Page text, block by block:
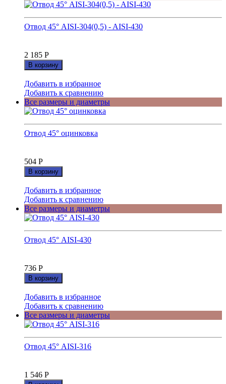
Отвод 45° AISI-304(0,5) - AISI-430
2 185 Р
В корзину
Добавить в избранное
Добавить к сравнению
Все размеры и диаметры
Отвод 45° оцинковка
504 Р
В корзину
Добавить в избранное
Добавить к сравнению
Все размеры и диаметры
Отвод 45° AISI-430
736 Р
В корзину
Добавить в избранное
Добавить к сравнению
Все размеры и диаметры
Отвод 45° AISI-316
1 546 Р